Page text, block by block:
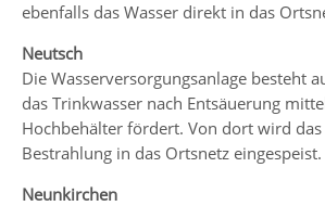
ebenfalls das Wasser direkt in das
Neutsch
Die Wasserversorgungsanlage besteht
das Trinkwasser nach Entsäuerung
Hochbehälter fördert. Von dort wird das
Bestrahlung in das Ortsnetz eingespeist.
Neunkirchen